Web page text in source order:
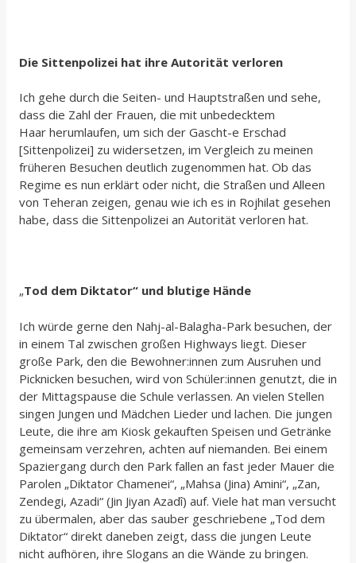
Die Sittenpolizei hat ihre Autorität verloren
Ich gehe durch die Seiten- und Hauptstraßen und sehe,
dass die Zahl der Frauen, die mit unbedecktem
Haar herumlaufen, um sich der Gascht-e Erschad
[Sittenpolizei] zu widersetzen, im Vergleich zu meinen
früheren Besuchen deutlich zugenommen hat. Ob das
Regime es nun erklärt oder nicht, die Straßen und Alleen
von Teheran zeigen, genau wie ich es in Rojhilat gesehen
habe, dass die Sittenpolizei an Autorität verloren hat.
„Tod dem Diktator“ und blutige Hände
Ich würde gerne den Nahj-al-Balagha-Park besuchen, der
in einem Tal zwischen großen Highways liegt. Dieser
große Park, den die Bewohner:innen zum Ausruhen und
Picknicken besuchen, wird von Schüler:innen genutzt, die in
der Mittagspause die Schule verlassen. An vielen Stellen
singen Jungen und Mädchen Lieder und lachen. Die jungen
Leute, die ihre am Kiosk gekauften Speisen und Getränke
gemeinsam verzehren, achten auf niemanden. Bei einem
Spaziergang durch den Park fallen an fast jeder Mauer die
Parolen „Diktator Chamenei“, „Mahsa (Jina) Amini“, „Zan,
Zendegi, Azadi“ (Jin Jiyan Azadî) auf. Viele hat man versucht
zu übermalen, aber das sauber geschriebene „Tod dem
Diktator“ direkt daneben zeigt, dass die jungen Leute
nicht aufhören, ihre Slogans an die Wände zu bringen.